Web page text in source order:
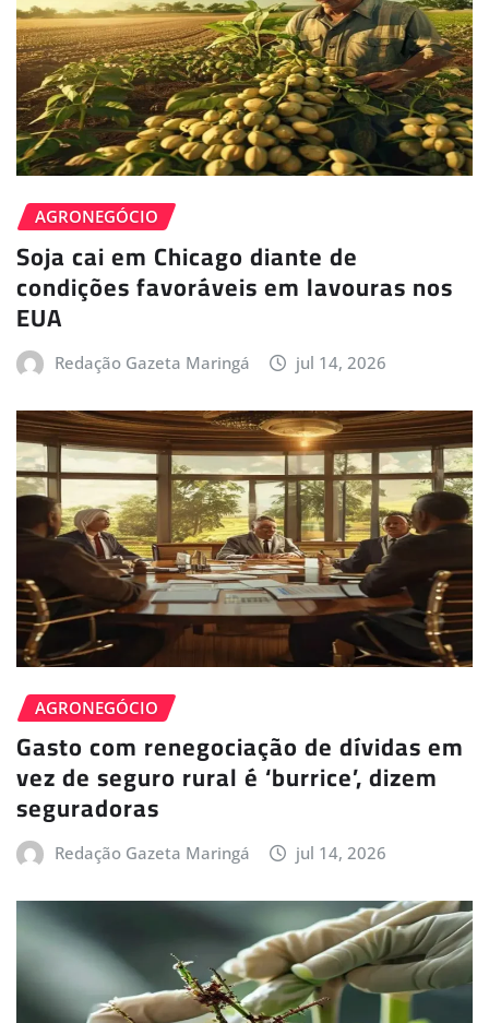
AGRONEGÓCIO
Soja cai em Chicago diante de
condições favoráveis em lavouras nos
EUA
Redação Gazeta Maringá jul 14, 2026
AGRONEGÓCIO
Gasto com renegociação de dívidas em
vez de seguro rural é ‘burrice’, dizem
seguradoras
Redação Gazeta Maringá jul 14, 2026